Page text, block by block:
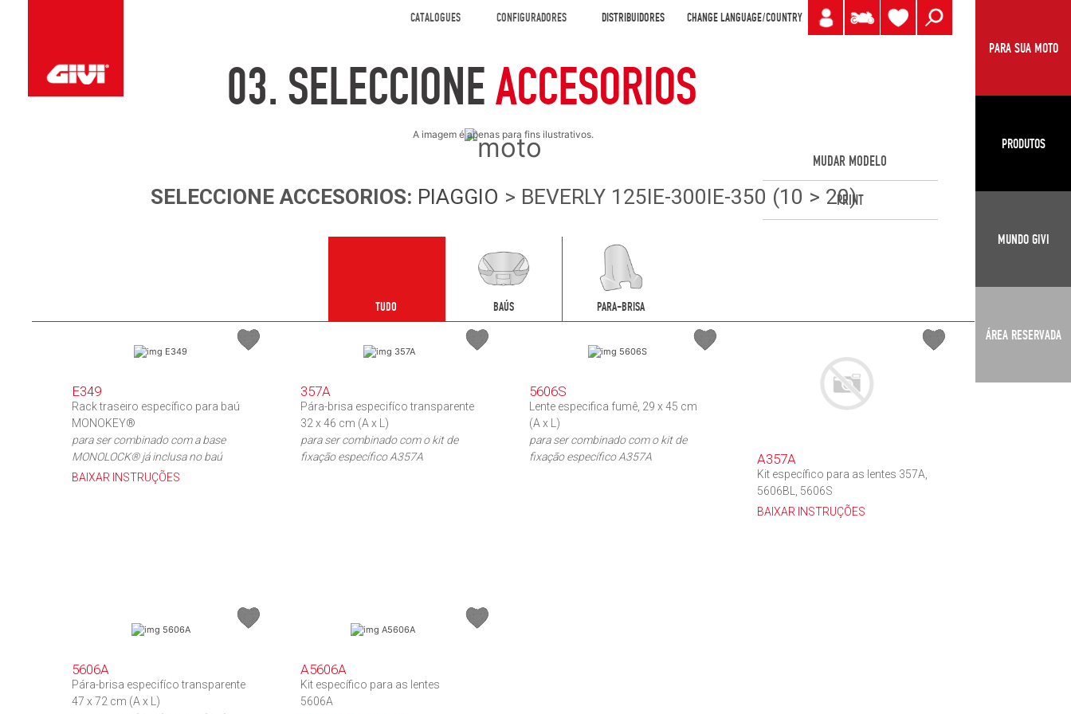
CATALOGUES CONFIGURADORES DISTRIBUIDORES CHANGE LANGUAGE/COUNTRY
PARA SUA MOTO
PRODUTOS
MUNDO GIVI
ÁREA RESERVADA
03. SELECCIONEACCESORIOS
A imagem é apenas para fins ilustrativos.
MUDAR MODELO
PRINT
SELECCIONE ACCESORIOS: PIAGGIO > BEVERLY 125IE-300IE-350 (10 > 20)
TUDO BAÚS PARA-BRISA
E349
Rack traseiro específico para baú
MONOKEY®
para ser combinado com a base
MONOLOCK® já inclusa no baú
BAIXAR INSTRUÇÕES
357A
Pára-brisa especifíco transparente
32 x 46 cm (A x L)
para ser combinado com o kit de
fixação específico A357A
5606S
Lente especifica fumê, 29 x 45 cm
(A x L)
para ser combinado com o kit de
fixação específico A357A
A357A
Kit específico para as lentes 357A,
5606BL, 5606S
BAIXAR INSTRUÇÕES
5606A
Pára-brisa especifíco transparente
47 x 72 cm (A x L)
A5606A
Kit específico para as lentes
5606A